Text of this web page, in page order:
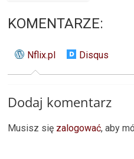
KOMENTARZE:
Nflix.pl Disqus
Dodaj komentarz
Musisz się zalogować, aby